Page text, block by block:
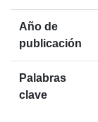
Año de
publicación
Palabras
clave